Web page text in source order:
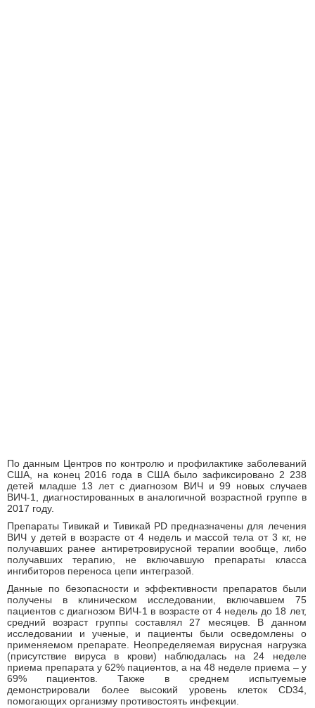
По данным Центров по контролю и профилактике заболеваний
США, на конец 2016 года в США было зафиксировано 2 238
детей младше 13 лет с диагнозом ВИЧ и 99 новых случаев
ВИЧ-1, диагностированных в аналогичной возрастной группе в
2017 году.
Препараты Тивикай и Тивикай PD предназначены для лечения
ВИЧ у детей в возрасте от 4 недель и массой тела от 3 кг, не
получавших ранее антиретровирусной терапии вообще, либо
получавших терапию, не включавшую препараты класса
ингибиторов переноса цепи интегразой.
Данные по безопасности и эффективности препаратов были
получены в клиническом исследовании, включавшем 75
пациентов с диагнозом ВИЧ-1 в возрасте от 4 недель до 18 лет,
средний возраст группы составлял 27 месяцев. В данном
исследовании и ученые, и пациенты были осведомлены о
применяемом препарате. Неопределяемая вирусная нагрузка
(присутствие вируса в крови) наблюдалась на 24 неделе
приема препарата у 62% пациентов, а на 48 неделе приема – у
69% пациентов. Также в среднем испытуемые
демонстрировали более высокий уровень клеток CD34,
помогающих организму противостоять инфекции.